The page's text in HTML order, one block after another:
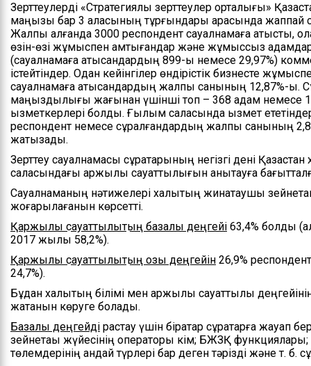
Нәтижелері және
есептер
Ресми сөз сөйлеулер
Бос орындар
Байланыстар
Басшылық
Басқарманың ережесі
қызметке кіру
Зерттеулерді «Стратегиялық зерттеулер орталығы»
маңызы бар 3 қаласының тұрғындары арасында жаппай
Жалпы алғанда 3000 респондент сауалнамаға қатысты,
өзін-өзі жұмыспен қамтығандар және жұмыссыз
(сауалнамаға қатысқандардың 899-ы немесе 29,97%)
істейтіндер. Одан кейінгілер өндірістік бизнесте
сауалнамаға қатысқандардың жалпы санының 12,87%-ы.
маңыздылығы жағынан үшінші топ – 368 адам немесе
қызметкерлері болды. Ғылым саласында қызмет
респондент немесе сұралғандардың жалпы санының
жатқызады.
Зерттеу сауалнамасы сұрақтарының негізгі дені
саласындағы қаржылық сауаттылығын анықтауға
Сауалнаманың нәтижелері халықтың жинақтаушы
жоғарылағанын көрсетті.
Қаржылық сауаттылықтың базалық деңгейі 63,4% болды
2017 жылы 58,2%).
Қаржылық сауаттылықтың озық деңгейін 26,9%
24,7%).
Бұдан халықтың білімі мен қаржылық сауаттылық
жатқанын көруге болады.
Базалық деңгейді растау үшін бірқатар сұрақтарға жауап
зейнетақы жүйесінің операторы кім; БЖЗҚ
төлемдерінің қандай түрлері бар деген тәрізді және т. б.